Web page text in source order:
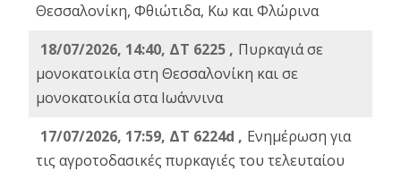
Θεσσαλονίκη, Φθιώτιδα, Κω και Φλώρινα
18/07/2026, 14:40, ΔΤ 6225 , Πυρκαγιά σε
μονοκατοικία στη Θεσσαλονίκη και σε
μονοκατοικία στα Ιωάννινα
17/07/2026, 17:59, ΔΤ 6224d , Ενημέρωση για
τις αγροτοδασικές πυρκαγιές του τελευταίου